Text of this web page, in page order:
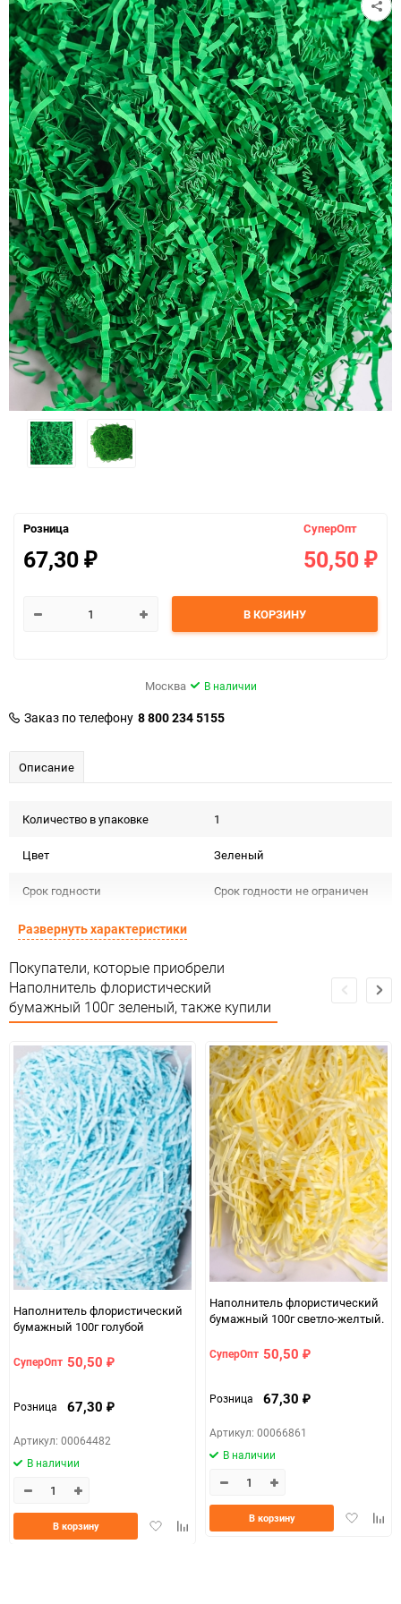
Розница
67,30 ₽
СуперОпт
50,50 ₽
В КОРЗИНУ
Москва В наличии
Заказ по телефону 8 800 234 5155
Описание
Количество в упаковке 1
Цвет Зеленый
Срок годности Срок годности не ограничен
Страна изготовителя
Предназначение товара Для декора
Сертификация Не подлежит сертификации
Особые условия
1метра от огня и влаги
Минимальное количество 1
Количество в коробке 200
Единица измерения упак
ЦветНоменклатуры зеленый
Развернуть характеристики
Покупатели, которые приобрели
Наполнитель флористический
бумажный 100г зеленый, также купили
Наполнитель флористический
бумажный 100г голубой
СуперОпт 50,50 ₽
Розница 67,30 ₽
Артикул: 00064482
В наличии
ДобавитьДобавить
В корзину
Наполнитель флористический
бумажный 100г светло-желтый.
СуперОпт 50,50 ₽
Розница 67,30 ₽
Артикул: 00066861
В наличии
Добавить
В корзину